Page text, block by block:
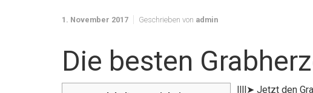
1. November 2017 Geschrieben von admin
Die besten
llll➤ Jetzt den